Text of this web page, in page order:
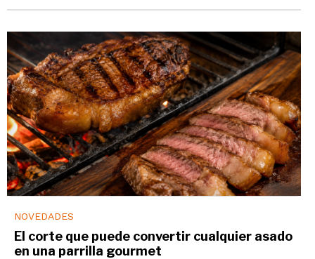
NOVEDADES
El corte que puede convertir cualquier asado
en una parrilla gourmet